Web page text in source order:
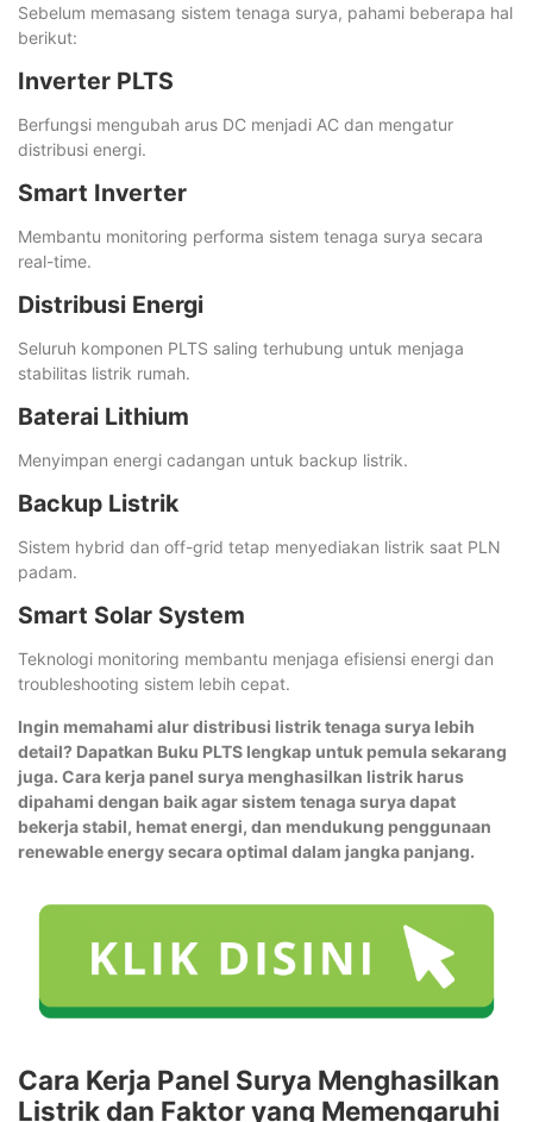
Sebelum memasang sistem tenaga surya, pahami beberapa hal
berikut:
Inverter PLTS
Berfungsi mengubah arus DC menjadi AC dan mengatur
distribusi energi.
Smart Inverter
Membantu monitoring performa sistem tenaga surya secara
real-time.
Distribusi Energi
Seluruh komponen PLTS saling terhubung untuk menjaga
stabilitas listrik rumah.
Baterai Lithium
Menyimpan energi cadangan untuk backup listrik.
Backup Listrik
Sistem hybrid dan off-grid tetap menyediakan listrik saat PLN
padam.
Smart Solar System
Teknologi monitoring membantu menjaga efisiensi energi dan
troubleshooting sistem lebih cepat.
Ingin memahami alur distribusi listrik tenaga surya lebih
detail? Dapatkan Buku PLTS lengkap untuk pemula sekarang
juga. Cara kerja panel surya menghasilkan listrik harus
dipahami dengan baik agar sistem tenaga surya dapat
bekerja stabil, hemat energi, dan mendukung penggunaan
renewable energy secara optimal dalam jangka panjang.
Cara Kerja Panel Surya Menghasilkan
Listrik dan Faktor yang Memengaruhi